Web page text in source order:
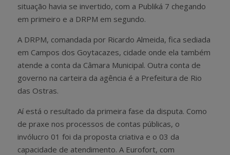
situação havia se invertido, com a Publiká 7 chegando
em primeiro e a DRPM em segundo.
A DRPM, comandada por Ricardo Almeida, fica sediada
em Campos dos Goytacazes, cidade onde ela também
atende a conta da Câmara Municipal. Outra conta de
governo na carteira da agência é a Prefeitura de Rio
das Ostras.
Aí está o resultado da primeira fase da disputa. Como
de praxe nos processos de contas públicas, o
invólucro 01 foi da proposta criativa e o 03 da
capacidade de atendimento. A Eurofort, com